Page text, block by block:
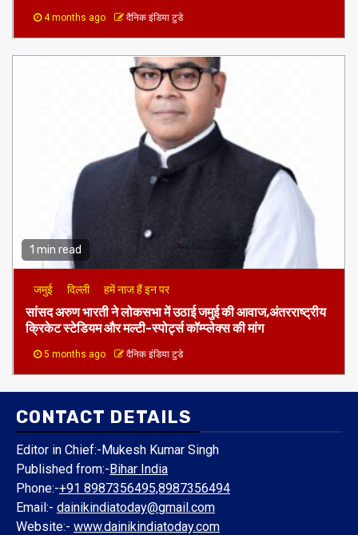
4 months ago दैनिक इंडिया टुडे
1 min read
जमुई दिल्ली हमें नाज हैं इन पर
​सांसद अरुण भारती ने लोकसभा में उठाई जमुई की आवाज,अंतरराष्ट्रीय
क्रिकेट स्टेडियम और मल्टी-स्पोर्ट्स कॉम्प्लेक्स की मांग
5 months ago दैनिक इंडिया टुडे
CONTACT DETAILS
Editor in Chief:-Mukesh Kumar Singh
Published from:-Bihar India
Phone:-+91 8987356495,8987356494
Email:- dainikindiatoday@gmail.com
Website:- www.dainikindiatoday.com